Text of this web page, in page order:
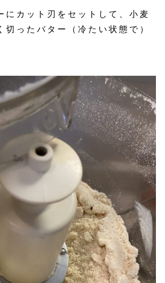
カット刃をセットして、小麦
切ったバター（冷たい状態で）